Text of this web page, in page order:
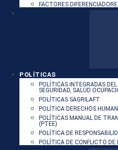
FACTORES
POLÍTICAS
POLÍTICAS INTEGRADAS
SEGURIDAD, SALUD
POLÍTICAS SAGRILAFT
POLÍTICA DERECHOS
POLÍTICAS MANUAL DE
(PTEE)
POLÍTICA DE
POLÍTICA DE CONFLICTO DE